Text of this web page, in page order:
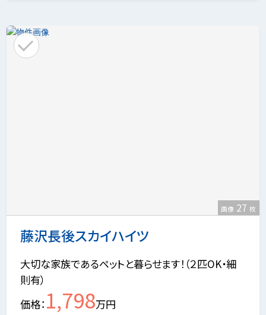
藤沢長後スカイハイツ
画像 27 枚
大切な家族であるペットと暮らせます！（２匹OK・細
則有）
価格 1,798万円